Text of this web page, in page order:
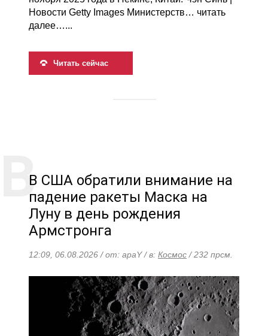
Новости Getty Images Министерств… читать
далее…...
Читать сейчас
В США обратили внимание на
падение ракеты Маска на
Луну в день рождения
Армстронга
12:09, 06.08.2026 / от: apaY / в: Космос / 232 прсм.